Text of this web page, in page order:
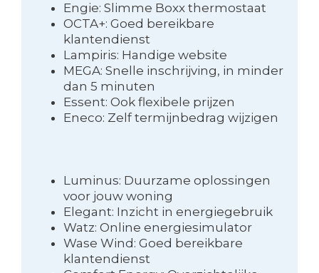
Engie: Slimme Boxx thermostaat
OCTA+: Goed bereikbare
klantendienst
Lampiris: Handige website
MEGA: Snelle inschrijving, in minder
dan 5 minuten
Essent: Ook flexibele prijzen
Eneco: Zelf termijnbedrag wijzigen
Luminus: Duurzame oplossingen
voor jouw woning
Elegant: Inzicht in energiegebruik
Watz: Online energiesimulator
Wase Wind: Goed bereikbare
klantendienst